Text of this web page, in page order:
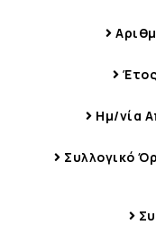
Ημ/νία
Συλλογικό